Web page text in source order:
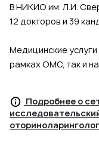
В НИКИО им. Л.И.
12 докторов и 39
Медицинские
рамках ОМС, так и
Подробнее о